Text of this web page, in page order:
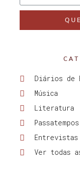
Diários de
Música
Literatura
Passatempos
Entrevistas
Ver todas